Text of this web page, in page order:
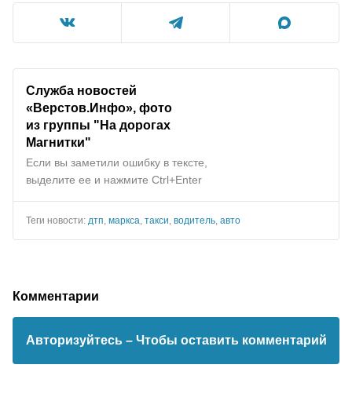
Служба новостей
«Верстов.Инфо», фото
из группы "На дорогах
Магнитки"
Если вы заметили ошибку в тексте,
выделите ее и нажмите Ctrl+Enter
Теги новости: дтп, маркса, такси, водитель, авто
Комментарии
Авторизуйтесь – Чтобы оставить комментарий